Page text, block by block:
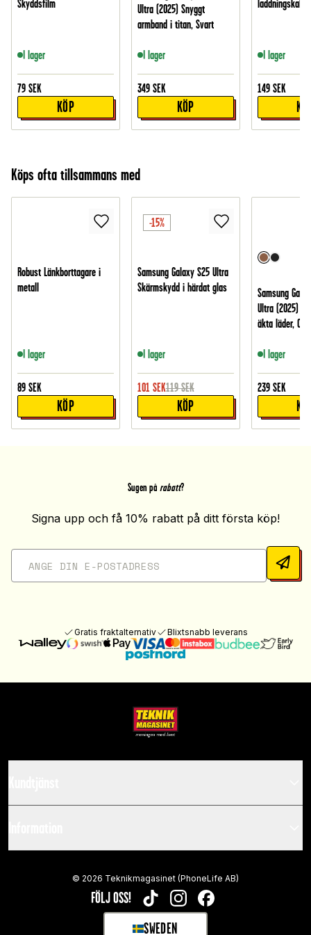
Skyddsfilm
I lager
79 SEK
KÖP
Ultra (2025) Snyggt
armband i titan, Svart
I lager
349 SEK
KÖP
I lager
149 SEK
Köps ofta tillsammans med
Robust Länkborttagare i
metall
I lager
89 SEK
KÖP
-15%
Samsung Galaxy S25 Ultra
Skärmskydd i härdat glas
I lager
101 SEK119 SEK
KÖP
Samsung
Ultra (2025)
äkta läder,
I lager
239 SEK
Sugen på rabatt?
Signa upp och få 10% rabatt på ditt första köp!
Gratis fraktalternativ Blixtsnabb leverans
FÖLJ OSS! TIKTOKINSTAGRAMFACEBOOK
SWEDEN
© 2026 Teknikmagasinet (PhoneLife AB)